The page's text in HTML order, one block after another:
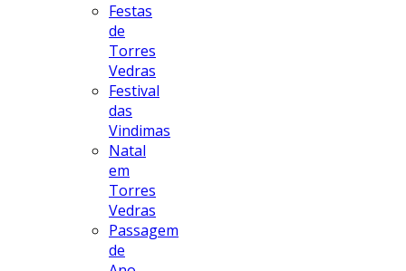
Festas
de
Torres
Vedras
Festival
das
Vindimas
Natal
em
Torres
Vedras
Passagem
de